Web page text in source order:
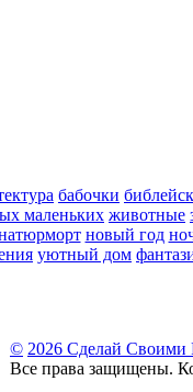
бабочки
маленьких животные
новый год
уютный дом
© 2026 Сделай Своими
Все права защищены.